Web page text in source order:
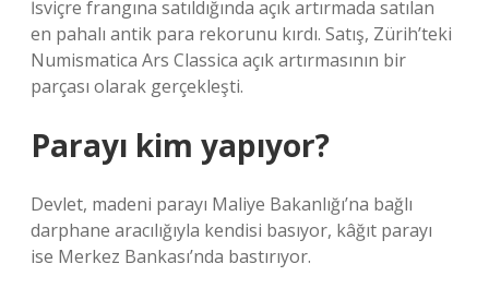
İsviçre frangına satıldığında açık artırmada satılan
en pahalı antik para rekorunu kırdı. Satış, Zürih’teki
Numismatica Ars Classica açık artırmasının bir
parçası olarak gerçekleşti.
Parayı kim yapıyor?
Devlet, madeni parayı Maliye Bakanlığı’na bağlı
darphane aracılığıyla kendisi basıyor, kâğıt parayı
ise Merkez Bankası’nda bastırıyor.